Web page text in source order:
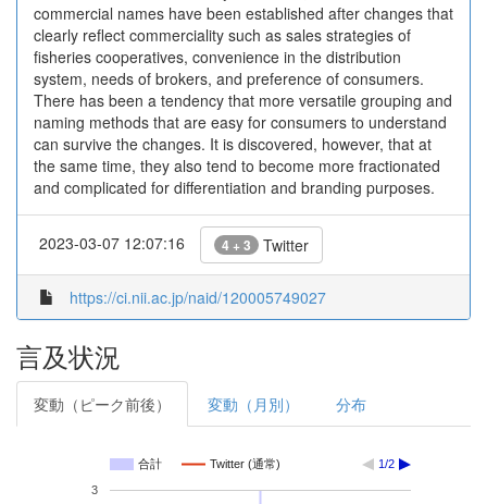
commercial names have been established after changes that
clearly reflect commerciality such as sales strategies of
fisheries cooperatives, convenience in the distribution
system, needs of brokers, and preference of consumers.
There has been a tendency that more versatile grouping and
naming methods that are easy for consumers to understand
can survive the changes. It is discovered, however, that at
the same time, they also tend to become more fractionated
and complicated for differentiation and branding purposes.
2023-03-07 12:07:16 4 + 3 Twitter
https://ci.nii.ac.jp/naid/120005749027
言及状況
変動（ピーク前後） 変動（月別） 分布
合計 Twitter (通常) 1/2
3